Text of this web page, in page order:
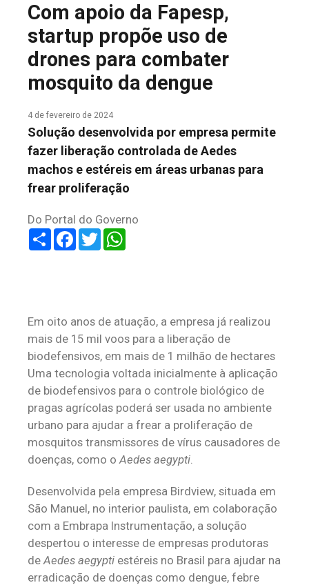
FALE CONOSCO
Com apoio da Fapesp,
startup propõe uso de
drones para combater
mosquito da dengue
4 de fevereiro de 2024
Solução desenvolvida por empresa permite
fazer liberação controlada de Aedes
machos e estéreis em áreas urbanas para
frear proliferação
Do Portal do Governo
ShareFacebook
Twitter
Em oito anos de atuação, a empresa já realizou
mais de 15 mil voos para a liberação de
biodefensivos, em mais de 1 milhão de hectares
Uma tecnologia voltada inicialmente à aplicação
de biodefensivos para o controle biológico de
pragas agrícolas poderá ser usada no ambiente
urbano para ajudar a frear a proliferação de
mosquitos transmissores de vírus causadores de
doenças, como oAedes aegypti.
Desenvolvida pela empresa Birdview, situada em
São Manuel, no interior paulista, em colaboração
com a Embrapa Instrumentação, a solução
despertou o interesse de empresas produtoras
deAedes aegypti estéreis no Brasil para ajudar na
erradicação de doenças como dengue, febre